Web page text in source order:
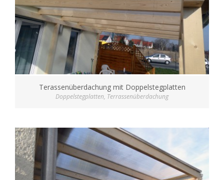
Terassenüberdachung mit Doppelstegplatten
Doppelstegplatten, Terrassenüberdachung